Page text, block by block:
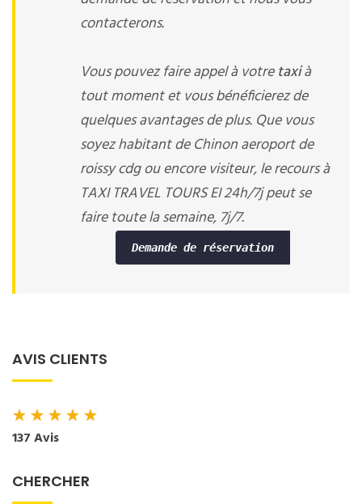
contacterons.
Vous pouvez faire appel à votretaxià
tout moment et vous bénéficierez de
quelques avantages de plus. Que vous
soyez habitant de Chinon aeroport de
roissy cdg ou encore visiteur, le recours à
TAXI TRAVEL TOURS EI 24h/7j peut se
faire toute la semaine, 7j/7.
Demande de réservation
AVIS CLIENTS
★★★★★
137 Avis
CHERCHER